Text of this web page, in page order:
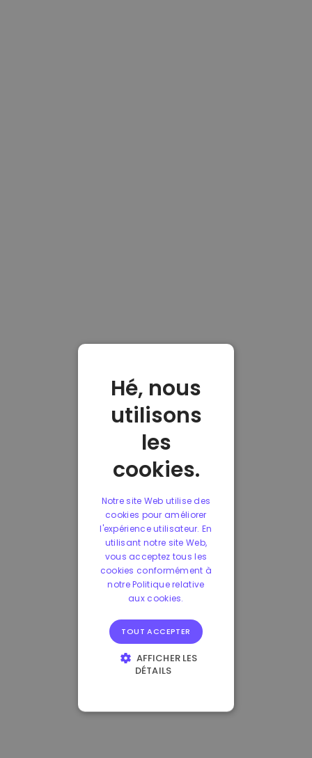
Hé, nous
utilisons
les
cookies.
Notre site Web utilise des
cookies pour améliorer
l'expérience utilisateur. En
utilisant notre site Web,
vous acceptez tous les
cookies conformément à
notre Politique relative
aux cookies.
TOUT ACCEPTER
AFFICHER LES
DÉTAILS